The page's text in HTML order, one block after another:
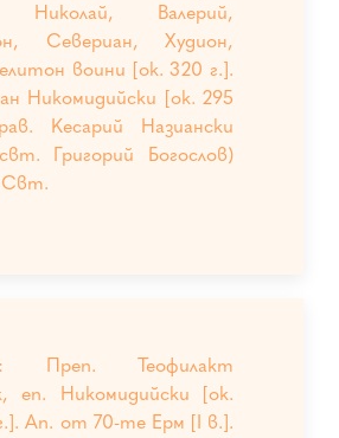
Николай, Валерий,
Севериан, Худион,
воини [ок. 320 г.].
Никомидийски [ок. 295
Кесарий Назиански
Григорий Богослов)
Свт.
Теофилакт
еп. Никомидийски [ок.
Ап. от 70-те Ерм [I в.].